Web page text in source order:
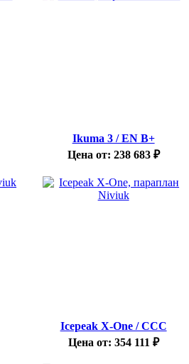
Ikuma 3 / EN B+
Цена от: 238 683₽
Icepeak X-One / CCC
Цена от: 354 111 ₽